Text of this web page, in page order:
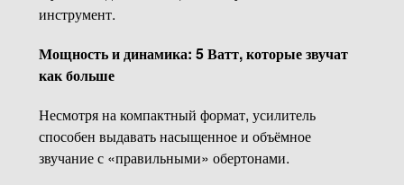
инструмент.
Мощность и динамика: 5 Ватт, которые звучат
как больше
Несмотря на компактный формат, усилитель
способен выдавать насыщенное и объёмное
звучание с «правильными» обертонами.